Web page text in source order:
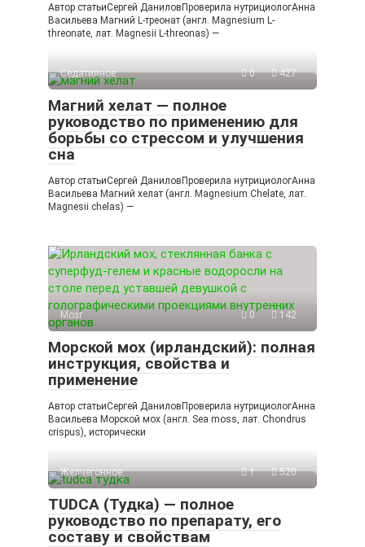
Автор статьиСергей ДаниловПроверила нутрициологАнна
Васильева Магний L-треонат (англ. Magnesium L-
threonate, лат. Magnesii L-threonas) —
Седативное 0 427
Магний хелат — полное
руководство по применению для
борьбы со стрессом и улучшения
сна
Автор статьиСергей ДаниловПроверила нутрициологАнна
Васильева Магний хелат (англ. Magnesium Chelate, лат.
Magnesii chelas) —
Мозг 0 142
Морской мох (ирландский): полная
инструкция, свойства и
применение
Автор статьиСергей ДаниловПроверила нутрициологАнна
Васильева Морской мох (англ. Sea moss, лат. Chondrus
crispus), исторически
Желчегонное 1 520
TUDCA (Тудка) — полное
руководство по препарату, его
составу и свойствам